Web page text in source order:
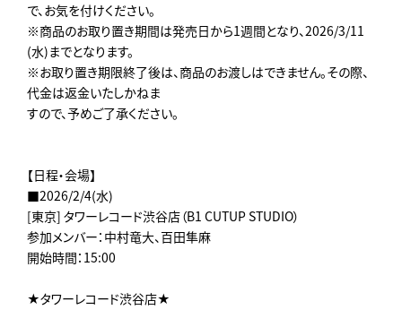
で、お気を付けください。
※商品のお取り置き期間は発売日から1週間となり、2026/3/11
(水)までとなります。
※お取り置き期限終了後は、商品のお渡しはできません。その際、
代金は返金いたしかねま
すので、予めご了承ください。
【日程・会場】
■2026/2/4(水)
[東京] タワーレコード渋谷店（B1 CUTUP STUDIO）
参加メンバー：中村竜大、百田隼麻
開始時間：15:00
★タワーレコード渋谷店★